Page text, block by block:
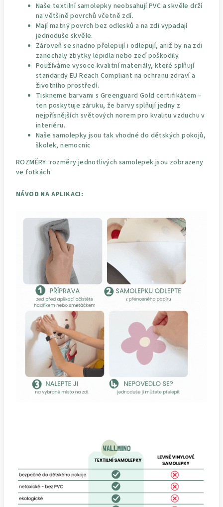
Naše textilní samolepky neobsahují PVC a skvěle drží
na většině povrchů včetně zdí.
Mají matný povrch bez odlesků a na zdi vypadají
jednoduše skvěle.
Zároveň se snadno přelepují i odlepují, aniž by na zdi
zanechaly zbytky lepidla nebo zeď poškodily.
Používáme vysoce kvalitní materiály, které splňují
standardy EU Reach Compliant na ochranu zdraví a
životního prostředí.
Tiskneme barvami s Greenguard Gold certifikátem –
ten poskytuje záruku, že barvy splňují jedny z
nejpřísnějších světových norem pro kvalitu vzduchu v
interiéru.
Naše samolepky jsou tak vhodné do dětských pokojů,
školek, nemocnic
ROZMĚRY: rozměry jednotlivých samolepek jsou zobrazeny
ve fotkách
NÁVOD NA APLIKACI: